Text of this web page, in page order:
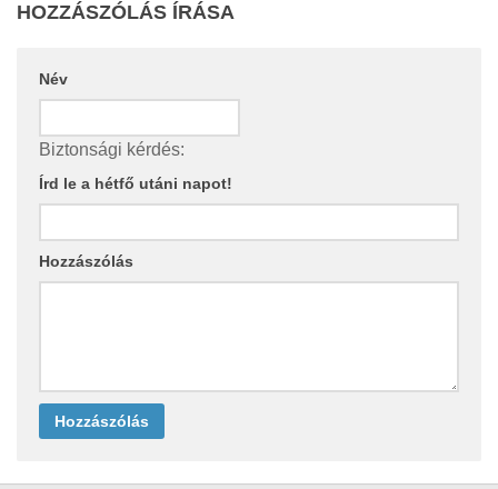
HOZZÁSZÓLÁS ÍRÁSA
Név
Biztonsági kérdés:
Írd le a hétfő utáni napot!
Hozzászólás